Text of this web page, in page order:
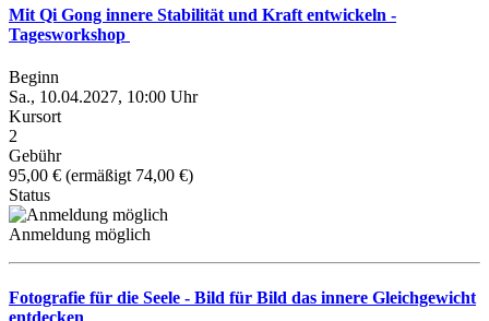
Mit Qi Gong innere Stabilität und Kraft entwickeln -
Tagesworkshop
Beginn
Sa., 10.04.2027, 10:00 Uhr
Kursort
2
Gebühr
95,00 € (ermäßigt 74,00 €)
Status
Anmeldung möglich
Fotografie für die Seele - Bild für Bild das innere Gleichgewicht
entdecken